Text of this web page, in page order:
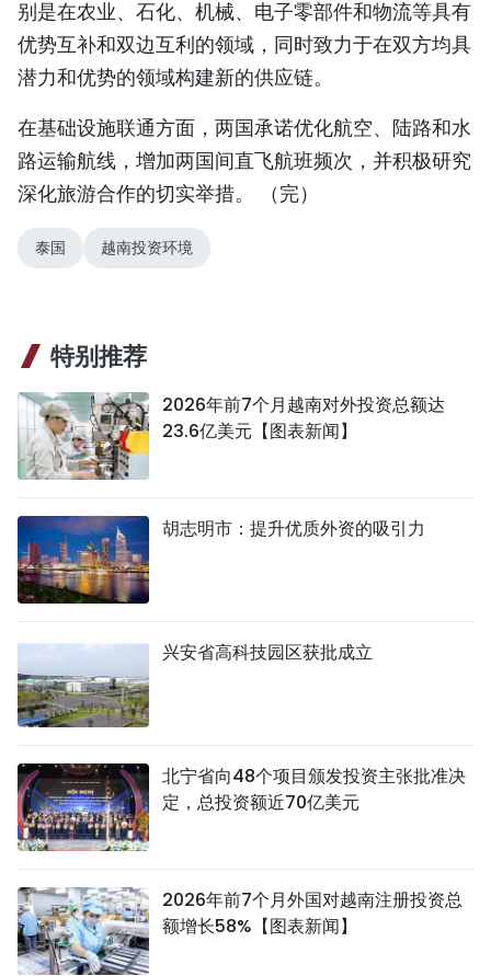
别是在农业、石化、机械、电子零部件和物流等具有
优势互补和双边互利的领域，同时致力于在双方均具
潜力和优势的领域构建新的供应链。
在基础设施联通方面，两国承诺优化航空、陆路和水
路运输航线，增加两国间直飞航班频次，并积极研究
深化旅游合作的切实举措。 （完）
泰国 越南投资环境
特别推荐
2026年前7个月越南对外投资总额达
23.6亿美元【图表新闻】
胡志明市：提升优质外资的吸引力
兴安省高科技园区获批成立
北宁省向48个项目颁发投资主张批准决
定，总投资额近70亿美元
2026年前7个月外国对越南注册投资总
额增长58%【图表新闻】